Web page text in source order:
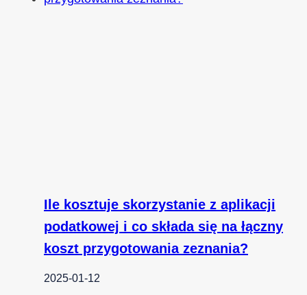
Ile kosztuje skorzystanie z aplikacji
podatkowej i co składa się na łączny
koszt przygotowania zeznania?
2025-01-12